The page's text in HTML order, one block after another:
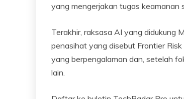
yang mengerjakan tugas keamanan
Terakhir, raksasa AI yang didukung
penasihat yang disebut Frontier
yang berpengalaman dan, setelah
lain.